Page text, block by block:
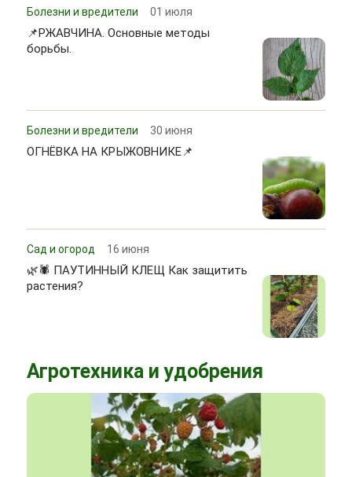
Болезни и вредители 01 июля
📌РЖАВЧИНА. Основные методы
борьбы.
Болезни и вредители 30 июня
ОГНЁВКА НА КРЫЖОВНИКЕ📌
Сад и огород 16 июня
🌿🕷 ПАУТИННЫЙ КЛЕЩ Как защитить
растения?
Агротехника и удобрения